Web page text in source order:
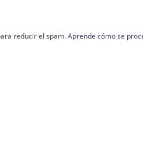
reducir el spam.Aprende cómo se